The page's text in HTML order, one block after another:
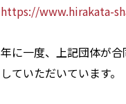
https://www.hirakata-
年に一度、上記団体が
していただいています。